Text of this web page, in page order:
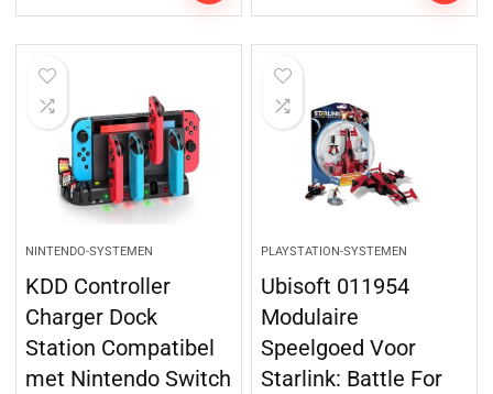
NINTENDO-SYSTEMEN
KDD Controller
Charger Dock
Station Compatibel
met Nintendo Switch
PLAYSTATION-SYSTEMEN
Ubisoft 011954
Modulaire
Speelgoed Voor
Starlink: Battle For